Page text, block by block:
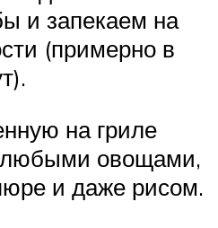
и запекаем на
(примерно в
на гриле
овощами,
и даже рисом.